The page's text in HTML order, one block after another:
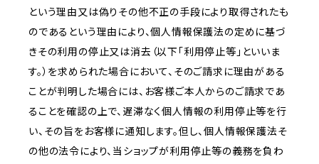
という理由又は偽りその他不正の手段により取得されたも
のであるという理由により、個人情報保護法の定めに基づ
きその利用の停止又は消去（以下「利用停止等」といいま
す。）を求められた場合において、そのご請求に理由がある
ことが判明した場合には、お客様ご本人からのご請求であ
ることを確認の上で、遅滞なく個人情報の利用停止等を行
い、その旨をお客様に通知します。但し、個人情報保護法そ
の他の法令により、当ショップが利用停止等の義務を負わ